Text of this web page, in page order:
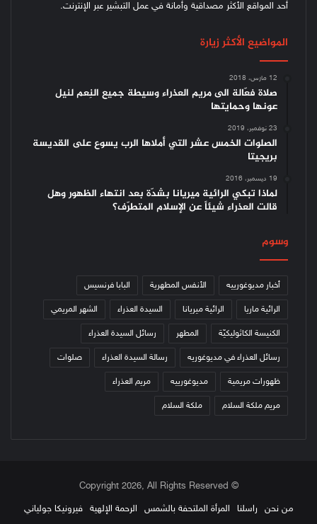
أحد المواقع الأكثر مصداقية وأمانة في عمل التبشير عبر الإنترنت.
المواضيع الأكثر زيارة
12 مارس، 2018
صلاة فعّالة الى مريم العذراء وسيطة جميع النِعم لنيل
عونها وحمايتها
23 نوفمبر، 2019
الصلوات الخمس عشر التي أملاها الرب يسوع على القديسة
بريجيتا
19 ديسمبر، 2016
لماذا تبكي الرائية ميريانا بشدّة بعد انتهاء الظهور وهل
قالت العذراء شيئاً عن الإسلام المتطرّف؟
وسوم
أخبار مديوغورييه الأنفس المطهرية البابا فرنسيس
الرائية ماريا الرائية ميريانا السيدة العذراء الشهر المريمي
الكنيسة الكاثوليكيّة المطهر رسائل السيدة العذراء
رسائل العذراء في مديوغوريه رسالة السيدة العذراء صلوات
ظهورات مريمية مديوغورييه مريم العذراء
مريم ملكة السلام ملكة السلام
© Copyright 2026, All Rights Reserved
من نحن
راسلنا المرأة الملتحفة بالشمس الرحمة الإلهية فيرونيكا جولياني